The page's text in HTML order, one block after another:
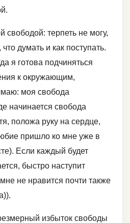
свободой: терпеть не могу,
думать и как поступать.
я готова подчиняться
к окружающим,
моя свобода
начинается свобода
положа руку на сердце,
пришло ко мне уже в
Если каждый будет
быстро наступит
не нравится почти также
избыток свободы